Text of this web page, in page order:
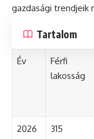
gazdasági trendjeik
Tartalom
Év
Férfi
lakosság
2026 315